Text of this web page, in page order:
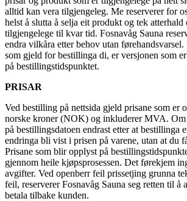
alltid kan vera tilgjengeleg. Me reserverer for
helst å slutta å selja eit produkt og tek
tilgjengelege til kvar tid. Fosnavåg Sauna
endra vilkåra etter behov utan
som gjeld for bestillinga di, er versjonen som
på bestillingstidspunktet.
PRISAR
Ved bestilling på nettsida gjeld prisane som er
norske kroner (NOK) og inkluderer MVA.
på bestillingsdatoen endrast etter at bestillinga
endringa bli vist i prisen på varene, utan at du
Prisane som blir opplyst på
gjennom heile kjøpsprosessen. Det førekjem
avgifter. Ved openberr feil prissetjing grunna
feil, reserverer Fosnavåg Sauna seg retten til å
betala tilbake kunden.